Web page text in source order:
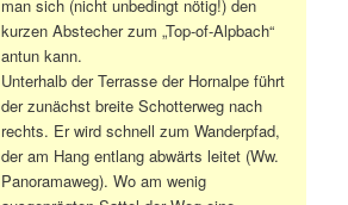
man sich (nicht unbedingt nötig!) den
kurzen Abstecher zum „Top-of-Alpbach“
antun kann.
Unterhalb der Terrasse der Hornalpe führt
der zunächst breite Schotterweg nach
rechts. Er wird schnell zum Wanderpfad,
der am Hang entlang abwärts leitet (Ww.
Panoramaweg). Wo am wenig